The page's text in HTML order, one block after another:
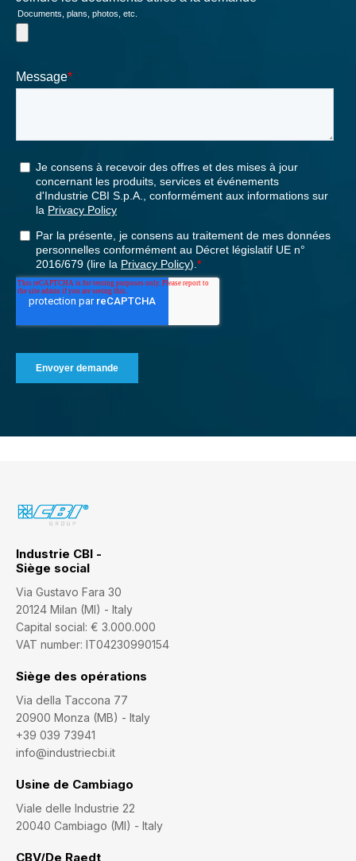
Industrie CBI -
Siège social
Via Gustavo Fara 30
20124 Milan (MI) - Italy
Capital social: € 3.000.000
VAT number: IT04230990154
Siège des opérations
Via della Taccona 77
20900 Monza (MB) - Italy
+39 039 73941
info@industriecbi.it
Usine de Cambiago
Viale delle Industrie 22
20040 Cambiago (MI) - Italy
CBV/De Raedt